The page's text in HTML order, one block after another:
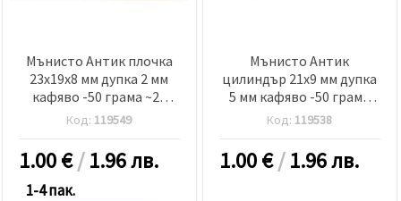
Мънисто Антик плочка
23x19x8 мм дупка 2 мм
кафяво -50 грама ~20
броя
Код: 119549
1.00€/1.96 лв.
1-4 пак.
Мънисто Антик
цилиндър 21x9 мм дупка
5 мм кафяво -50 грама
~55 броя
Код: 119538
1.00€/1.96 лв.